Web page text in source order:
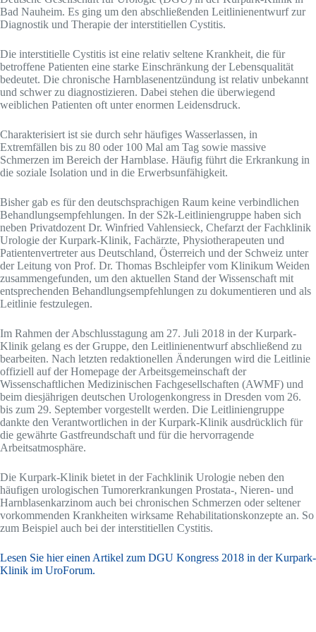
Bad Nauheim. Es ging um den abschließenden Leitlinienentwurf zur
Diagnostik und Therapie der interstitiellen Cystitis.
Die interstitielle Cystitis ist eine relativ seltene Krankheit, die für
betroffene Patienten eine starke Einschränkung der Lebensqualität
bedeutet. Die chronische Harnblasenentzündung ist relativ unbekannt
und schwer zu diagnostizieren. Dabei stehen die überwiegend
weiblichen Patienten oft unter enormen Leidensdruck.
Charakterisiert ist sie durch sehr häufiges Wasserlassen, in
Extremfällen bis zu 80 oder 100 Mal am Tag sowie massive
Schmerzen im Bereich der Harnblase. Häufig führt die Erkrankung in
die soziale Isolation und in die Erwerbsunfähigkeit.
Bisher gab es für den deutschsprachigen Raum keine verbindlichen
Behandlungsempfehlungen. In der S2k-Leitliniengruppe haben sich
neben Privatdozent Dr. Winfried Vahlensieck, Chefarzt der Fachklinik
Urologie der Kurpark-Klinik, Fachärzte, Physiotherapeuten und
Patientenvertreter aus Deutschland, Österreich und der Schweiz unter
der Leitung von Prof. Dr. Thomas Bschleipfer vom Klinikum Weiden
zusammengefunden, um den aktuellen Stand der Wissenschaft mit
entsprechenden Behandlungsempfehlungen zu dokumentieren und als
Leitlinie festzulegen.
Im Rahmen der Abschlusstagung am 27. Juli 2018 in der Kurpark-
Klinik gelang es der Gruppe, den Leitlinienentwurf abschließend zu
bearbeiten. Nach letzten redaktionellen Änderungen wird die Leitlinie
offiziell auf der Homepage der Arbeitsgemeinschaft der
Wissenschaftlichen Medizinischen Fachgesellschaften (AWMF) und
beim diesjährigen deutschen Urologenkongress in Dresden vom 26.
bis zum 29. September vorgestellt werden. Die Leitliniengruppe
dankte den Verantwortlichen in der Kurpark-Klinik ausdrücklich für
die gewährte Gastfreundschaft und für die hervorragende
Arbeitsatmosphäre.
Die Kurpark-Klinik bietet in der Fachklinik Urologie neben den
häufigen urologischen Tumorerkrankungen Prostata-, Nieren- und
Harnblasenkarzinom auch bei chronischen Schmerzen oder seltener
vorkommenden Krankheiten wirksame Rehabilitationskonzepte an. So
zum Beispiel auch bei der interstitiellen Cystitis.
Lesen Sie hier einen Artikel zum DGU Kongress 2018 in der Kurpark-
Klinik im UroForum.